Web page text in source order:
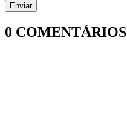
0 COMENTÁRIOS